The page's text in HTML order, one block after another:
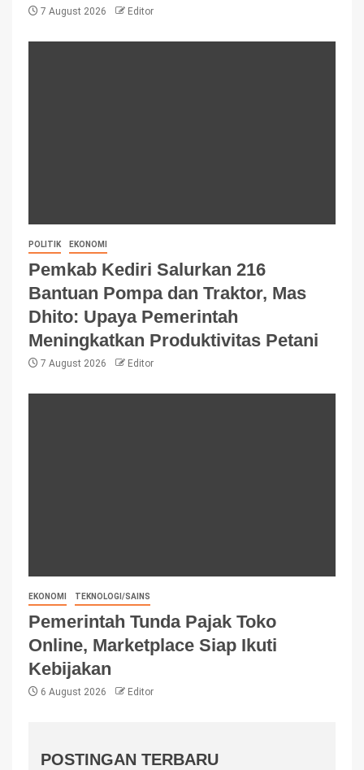
7 August 2026 Editor
POLITIK EKONOMI
Pemkab Kediri Salurkan 216
Bantuan Pompa dan Traktor, Mas
Dhito: Upaya Pemerintah
Meningkatkan Produktivitas Petani
7 August 2026 Editor
EKONOMI TEKNOLOGI/SAINS
Pemerintah Tunda Pajak Toko
Online, Marketplace Siap Ikuti
Kebijakan
6 August 2026 Editor
POSTINGAN TERBARU